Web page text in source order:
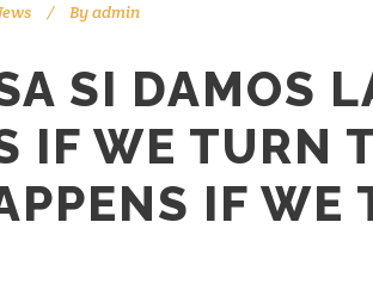
Byadmin
SI DAMOS
IF WE TURN
IF WE